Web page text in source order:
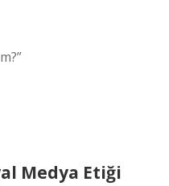
Medya Etiği